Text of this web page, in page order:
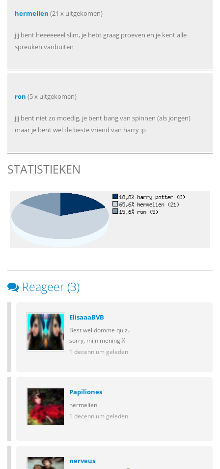
hermelien (21 x uitgekomen)
jij bent heeeeeeel slim, je hebt graag proeven en je kent alle
spreuken vanbuiten
ron (5 x uitgekomen)
jij bent niet zo moedig, je bent bang van spinnen (als jongen)
maar je bent wel de beste vriend van harry :p
STATISTIEKEN
Reageer (3)
ElisaaaBVB
Best wel domme quiz..
sorry, mijn mening:X
1 decennium geleden
Papiliones
hermelien
1 decennium geleden
nerveus